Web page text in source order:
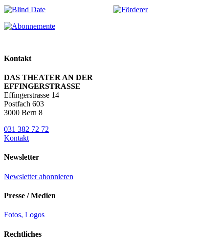
Kontakt
DAS THEATER AN DER
EFFINGERSTRASSE
Effingerstrasse 14
Postfach 603
3000 Bern 8
031 382 72 72
Kontakt
Newsletter
Newsletter abonnieren
Presse / Medien
Fotos, Logos
Rechtliches